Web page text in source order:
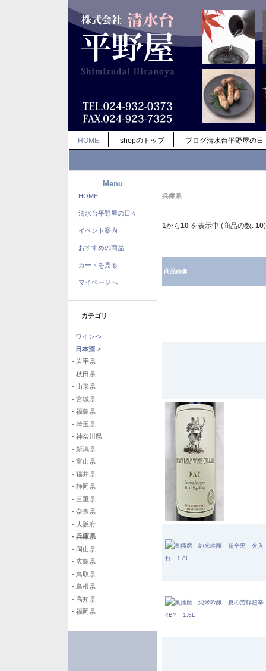
HOME shopのトップ ブログ清水台平野屋の日
Menu
HOME
清水台平野屋の日々
イベント案内
おすすめの商品
カートを見る
マイページへ
カテゴリ
ワイン->
日本酒->
- 岩手県
- 秋田県
- 山形県
- 宮城県
- 福島県
- 埼玉県
- 神奈川県
- 新潟県
- 富山県
- 福井県
- 静岡県
- 三重県
- 奈良県
- 大阪府
- 兵庫県
- 岡山県
- 広島県
- 鳥取県
- 島根県
- 高知県
- 福岡県
兵庫県
1から10 を表示中 (商品の数: 10)
商品画像